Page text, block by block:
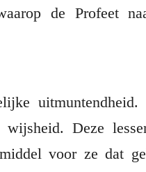
de Profeet
wijsheid. Deze
voor ze dat